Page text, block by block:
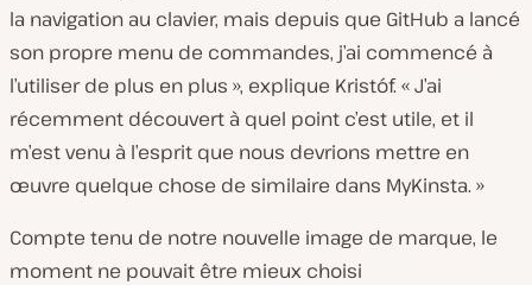
la navigation au clavier, mais depuis que GitHub a lancé
son propre menu de commandes, j’ai commencé à
l’utiliser de plus en plus », explique Kristóf. « J’ai
récemment découvert à quel point c’est utile, et il
m’est venu à l’esprit que nous devrions mettre en
œuvre quelque chose de similaire dans MyKinsta. »
Compte tenu de notre nouvelle image de marque, le
moment ne pouvait être mieux choisi